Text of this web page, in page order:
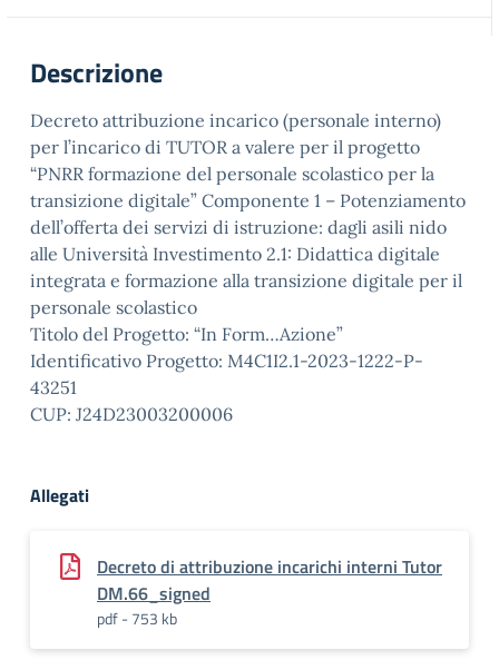
Descrizione
Decreto attribuzione incarico (personale interno)
per l’incarico di TUTOR a valere per il progetto
“PNRR formazione del personale scolastico per la
transizione digitale” Componente 1 – Potenziamento
dell’offerta dei servizi di istruzione: dagli asili nido
alle Università Investimento 2.1: Didattica digitale
integrata e formazione alla transizione digitale per il
personale scolastico
Titolo del Progetto: “In Form…Azione”
Identificativo Progetto: M4C1I2.1-2023-1222-P-
43251
CUP: J24D23003200006
Allegati
Decreto di attribuzione incarichi interni Tutor
DM.66_signed
pdf - 753 kb